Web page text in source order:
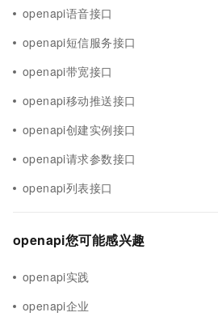
openapi语音接口
openapi短信服务接口
openapi带宽接口
openapi移动推送接口
openapi创建实例接口
openapi请求参数接口
openapi列表接口
openapi您可能感兴趣
openapi实践
openapi企业